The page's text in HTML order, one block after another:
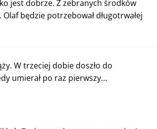
jest dobrze. Z zebranych środków
będzie potrzebował długotrwałej
W trzeciej dobie doszło do
umierał po raz pierwszy…